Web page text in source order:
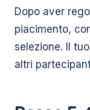
Dopo aver
piacimento,
selezione. Il
altri